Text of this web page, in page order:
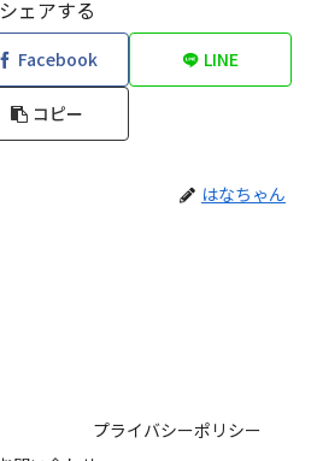
シェアする
Facebook LINE
コピー
はなちゃん
プライバシーポリシー